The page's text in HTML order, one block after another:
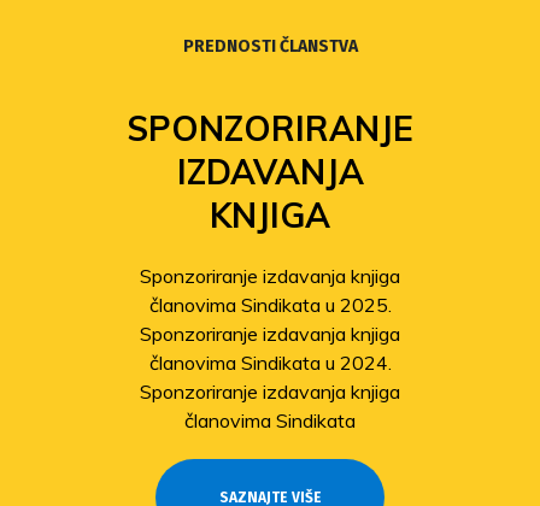
PREDNOSTI ČLANSTVA
SPONZORIRANJE
IZDAVANJA
KNJIGA
Sponzoriranje izdavanja knjiga
članovima Sindikata u 2025.
Sponzoriranje izdavanja knjiga
članovima Sindikata u 2024.
Sponzoriranje izdavanja knjiga
članovima Sindikata
SAZNAJTE VIŠE